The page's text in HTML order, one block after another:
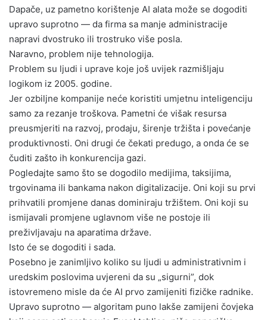
Dapače, uz pametno korištenje AI alata može se dogoditi
upravo suprotno — da firma sa manje administracije
napravi dvostruko ili trostruko više posla.
Naravno, problem nije tehnologija.
Problem su ljudi i uprave koje još uvijek razmišljaju
logikom iz 2005. godine.
Jer ozbiljne kompanije neće koristiti umjetnu inteligenciju
samo za rezanje troškova. Pametni će višak resursa
preusmjeriti na razvoj, prodaju, širenje tržišta i povećanje
produktivnosti. Oni drugi će čekati predugo, a onda će se
čuditi zašto ih konkurencija gazi.
Pogledajte samo što se dogodilo medijima, taksijima,
trgovinama ili bankama nakon digitalizacije. Oni koji su prvi
prihvatili promjene danas dominiraju tržištem. Oni koji su
ismijavali promjene uglavnom više ne postoje ili
preživljavaju na aparatima države.
Isto će se dogoditi i sada.
Posebno je zanimljivo koliko su ljudi u administrativnim i
uredskim poslovima uvjereni da su „sigurni”, dok
istovremeno misle da će AI prvo zamijeniti fizičke radnike.
Upravo suprotno — algoritam puno lakše zamijeni čovjeka